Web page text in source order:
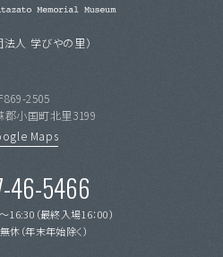
法人 学びやの里）
869-2505
郡小国町北里3199
Maps
46-5466
16:30（最終入場16：00）
休（年末年始除く）